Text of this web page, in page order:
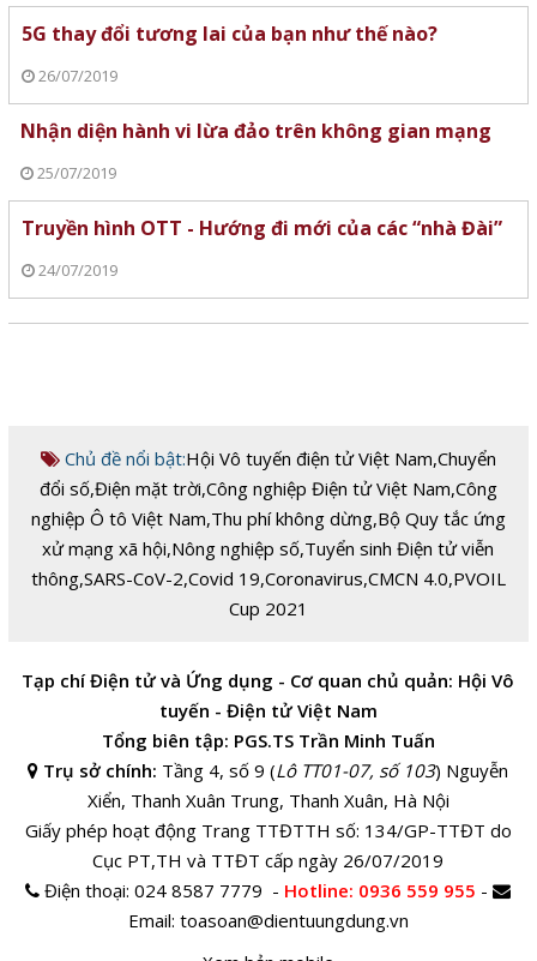
5G thay đổi tương lai của bạn như thế nào?
26/07/2019
Nhận diện hành vi lừa đảo trên không gian mạng
25/07/2019
Truyền hình OTT - Hướng đi mới của các “nhà Đài”
24/07/2019
Chủ đề nổi bật:Hội Vô tuyến điện tử Việt Nam,Chuyển
đổi số,Điện mặt trời,Công nghiệp Điện tử Việt Nam,Công
nghiệp Ô tô Việt Nam,Thu phí không dừng,Bộ Quy tắc ứng
xử mạng xã hội,Nông nghiệp số,Tuyển sinh Điện tử viễn
thông,SARS-CoV-2,Covid 19,Coronavirus,CMCN 4.0,PVOIL
Cup 2021
Tạp chí Điện tử và Ứng dụng - Cơ quan chủ quản: Hội Vô
tuyến - Điện tử Việt Nam
Tổng biên tập: PGS.TS Trần Minh Tuấn
Trụ sở chính: Tầng 4, số 9 (Lô TT01-07, số 103) Nguyễn
Xiển, Thanh Xuân Trung, Thanh Xuân, Hà Nội
Giấy phép hoạt động Trang TTĐTTH số: 134/GP-TTĐT do
Cục PT,TH và TTĐT cấp ngày 26/07/2019
Điện thoại:024 8587 7779 - Hotline: 0936 559 955 -
Email: toasoan@dientuungdung.vn